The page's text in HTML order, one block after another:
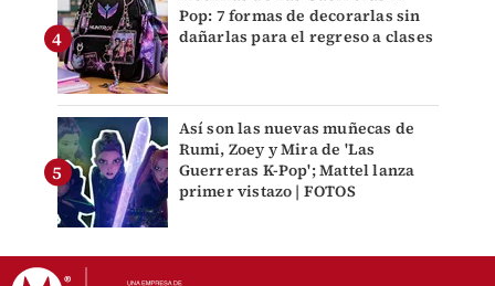
Pop: 7 formas de decorarlas sin
dañarlas para el regreso a clases
Así son las nuevas muñecas de
Rumi, Zoey y Mira de 'Las
Guerreras K-Pop'; Mattel lanza
primer vistazo | FOTOS